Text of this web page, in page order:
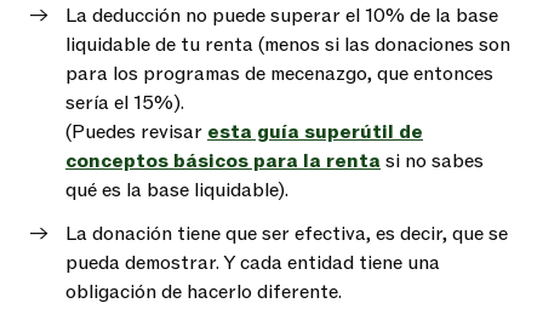
La deducción no puede superar el 10% de la base
liquidable de tu renta (menos si las donaciones son
para los programas de mecenazgo, que entonces
sería el 15%).
(Puedes revisar esta guía superútil de
conceptos básicos para la renta si no sabes
qué es la base liquidable).
La donación tiene que ser efectiva, es decir, que se
pueda demostrar. Y cada entidad tiene una
obligación de hacerlo diferente.